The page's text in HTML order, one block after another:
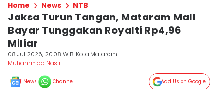
Home News NTB
Jaksa Turun Tangan, Mataram Mall
Bayar Tunggakan Royalti Rp4,96
Miliar
08 Jul 2026, 20:08 WIB Kota Mataram
Muhammad Nasir
News Channel Add Us on Google